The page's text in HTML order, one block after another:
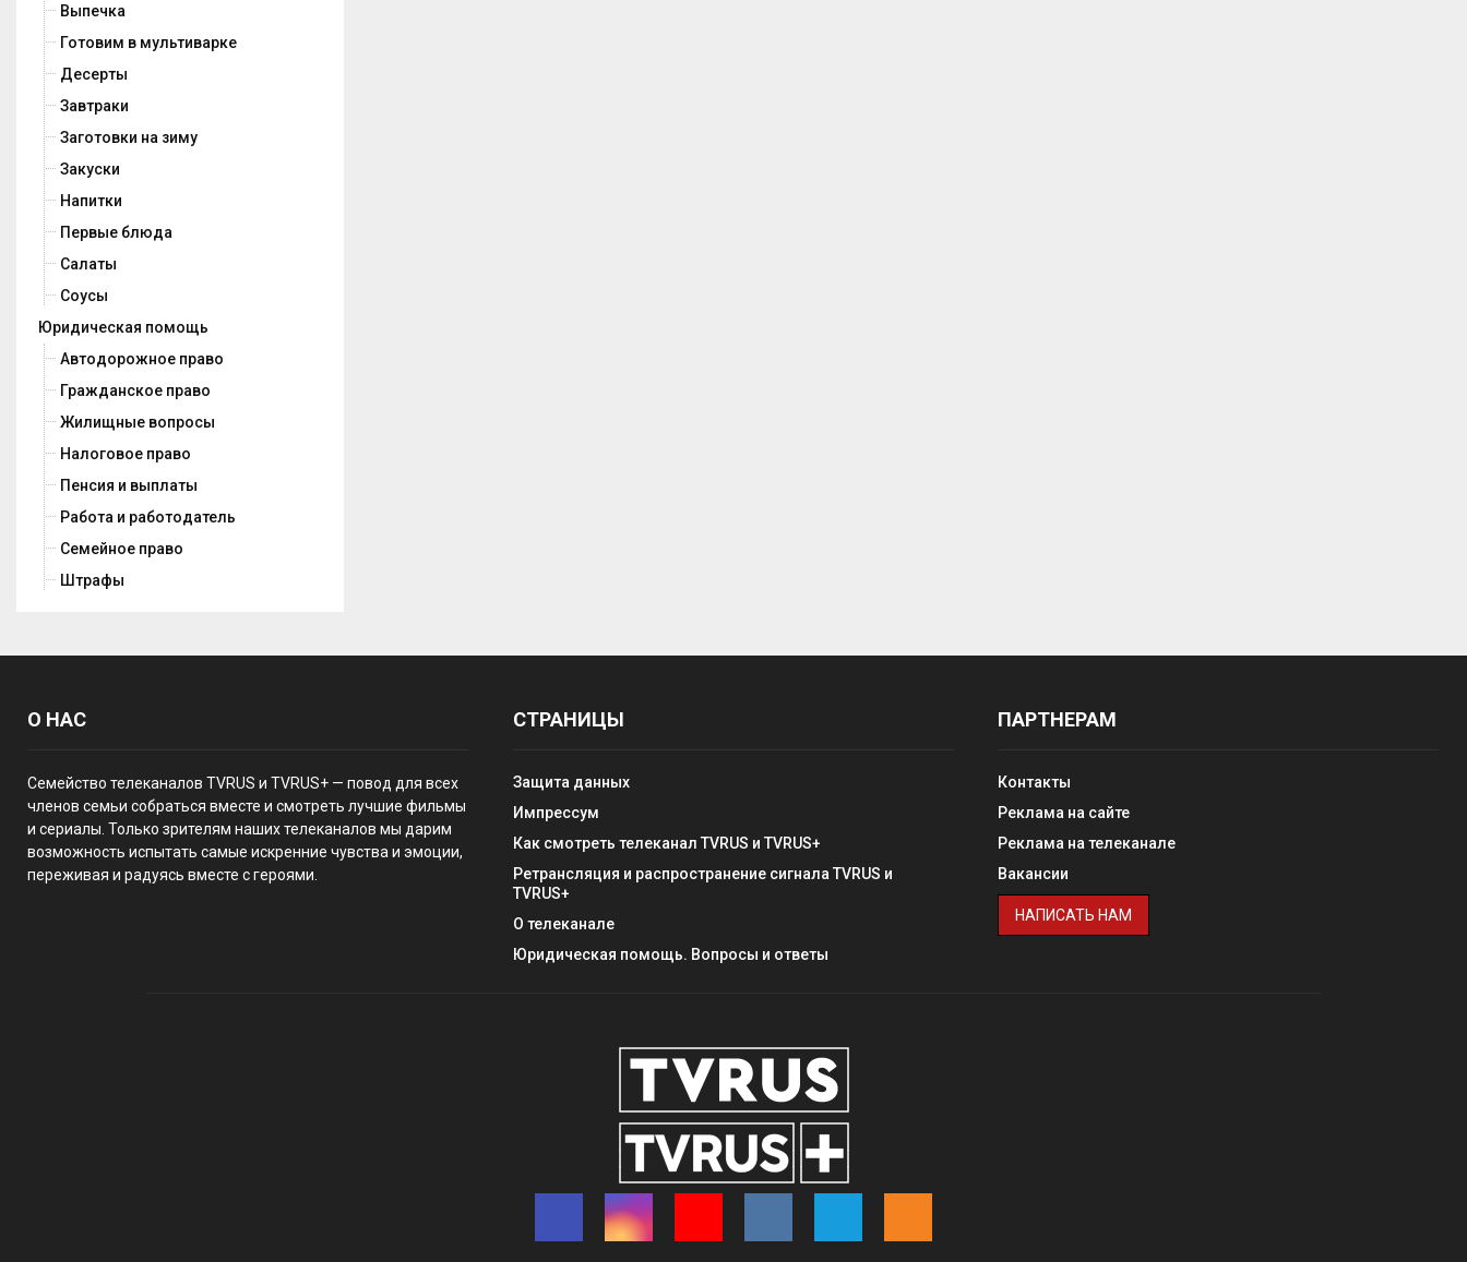
Выпечка
Готовим в мультиварке
Десерты
Завтраки
Заготовки на зиму
Закуски
Напитки
Первые блюда
Салаты
Соусы
Юридическая помощь
Автодорожное право
Гражданское право
Жилищные вопросы
Налоговое право
Пенсия и выплаты
Работа и работодатель
Семейное право
Штрафы
О НАС
Семейство телеканалов TVRUS и TVRUS+ — повод для всех
членов семьи собраться вместе и смотреть лучшие фильмы
и сериалы. Только зрителям наших телеканалов мы дарим
возможность испытать самые искренние чувства и эмоции,
переживая и радуясь вместе с героями.
СТРАНИЦЫ
Защита данных
Импрессум
Как смотреть телеканал TVRUS и TVRUS+
Ретрансляция и распространение сигнала TVRUS и
TVRUS+
О телеканале
Юридическая помощь. Вопросы и ответы
ПАРТНЕРАМ
Контакты
Реклама на сайте
Реклама на телеканале
Вакансии
НАПИСАТЬ НАМ